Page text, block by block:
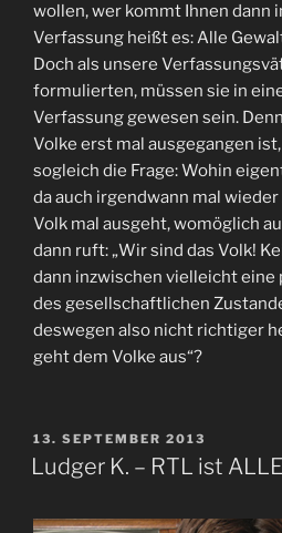
wollen, wer kommt Ihnen dann
Verfassung heißt es: Alle
Doch als unsere
formulierten, müssen sie in
Verfassung gewesen sein.
Volke erst mal ausgegangen
sogleich die Frage: Wohin
da auch irgendwann mal
Volk mal ausgeht, womöglich
dann ruft: „Wir sind das Volk!
dann inzwischen vielleicht eine
des gesellschaftlichen
deswegen also nicht richtiger
geht dem Volke aus“?
VERÖFFENTLICHT
AM
13. SEPTEMBER 2013
Ludger K. – RTL ist